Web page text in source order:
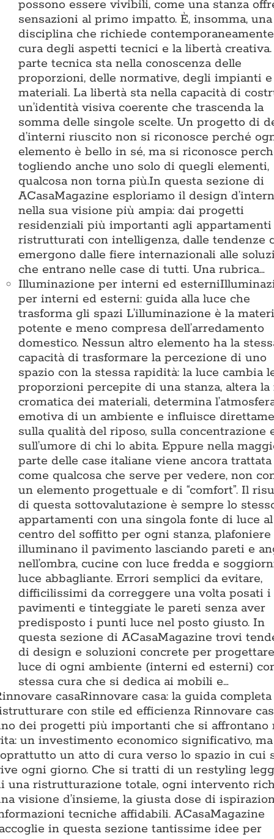
possono essere vivibili, come una stanza
sensazioni al primo impatto. È, insomma, una
disciplina che richiede
cura degli aspetti tecnici e la libertà creativa.
parte tecnica sta nella conoscenza delle
proporzioni, delle normative, degli impianti
materiali. La libertà sta nella capacità di
un’identità visiva coerente che trascenda la
somma delle singole scelte. Un progetto di
d’interni riuscito non si riconosce perché
elemento è bello in sé, ma si riconosce
togliendo anche uno solo di quegli elementi,
qualcosa non torna più.In questa sezione di
ACasaMagazine esploriamo il design
nella sua visione più ampia: dai progetti
residenziali più importanti agli appartamenti
ristrutturati con intelligenza, dalle tendenze
emergono dalle fiere internazionali alle
che entrano nelle case di tutti. Una rubrica…
Illuminazione per interni ed esterni
per interni ed esterni: guida alla luce che
trasforma gli spazi L’illuminazione è la
potente e meno compresa dell’arredamento
domestico. Nessun altro elemento ha la
capacità di trasformare la percezione di uno
spazio con la stessa rapidità: la luce cambia
proporzioni percepite di una stanza, altera la
cromatica dei materiali, determina
emotiva di un ambiente e influisce
sulla qualità del riposo, sulla concentrazione
sull’umore di chi lo abita. Eppure nella
parte delle case italiane viene ancora trattata
come qualcosa che serve per vedere, non
un elemento progettuale e di “comfort”. Il
di questa sottovalutazione è sempre lo
appartamenti con una singola fonte di luce al
centro del soffitto per ogni stanza, plafoniere
illuminano il pavimento lasciando pareti e
nell’ombra, cucine con luce fredda e
luce abbagliante. Errori semplici da evitare,
difficilissimi da correggere una volta posati i
pavimenti e tinteggiate le pareti senza aver
predisposto i punti luce nel posto giusto. In
questa sezione di ACasaMagazine trovi
di design e soluzioni concrete per
luce di ogni ambiente (interni ed esterni)
stessa cura che si dedica ai mobili e…
casaRinnovare casa: la guida
con stile ed efficienza Rinnovare
dei progetti più importanti che si affrontano
un investimento economico significativo, ma
un atto di cura verso lo spazio in cui
ogni giorno. Che si tratti di un restyling
una ristrutturazione totale, ogni intervento
visione d’insieme, la giusta dose di
tecniche affidabili. ACasaMagazine
in questa sezione tantissime idee per